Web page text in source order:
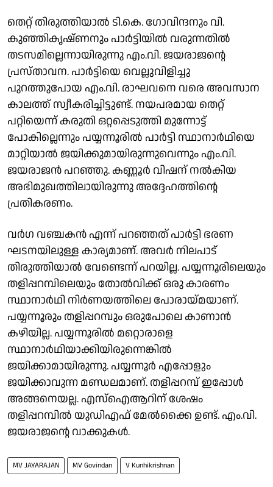
തെറ്റ് തിരുത്തിയാൽ ടി.കെ. ഗോവിന്ദനും വി.
കുഞ്ഞികൃഷ്ണനും പാർട്ടിയിൽ വരുന്നതിൽ
തടസമില്ലെന്നായിരുന്നു എം.വി. ജയരാജൻ്റെ
പ്രസ്താവന. പാർട്ടിയെ വെല്ലുവിളിച്ചു
പുറത്തുപോയ എം.വി. രാഘവനെ വരെ അവസാന
കാലത്ത് സ്വീകരിച്ചിട്ടുണ്ട്. നയപരമായ തെറ്റ്
പറ്റിയെന്ന് കരുതി ഒറ്റപ്പെടുത്തി മുന്നോട്ട്
പോകില്ലെന്നും പയ്യന്നൂരിൽ പാർട്ടി സ്ഥാനാർഥിയെ
മാറ്റിയാൽ ജയിക്കുമായിരുന്നുവെന്നും എം.വി.
ജയരാജൻ പറഞ്ഞു. കണ്ണൂർ വിഷന് നൽകിയ
അഭിമുഖത്തിലായിരുന്നു അദ്ദേഹത്തിന്റെ
പ്രതികരണം.
വർഗ വഞ്ചകൻ എന്ന് പറഞ്ഞത് പാർട്ടി ഭരണ
ഘടനയിലുള്ള കാര്യമാണ്. അവർ നിലപാട്
തിരുത്തിയാൽ വേണ്ടെന്ന് പറയില്ല. പയ്യന്നൂരിലെയും
തളിപ്പറമ്പിലെയും തോൽവിക്ക് ഒരു കാരണം
സ്ഥാനാർഥി നിർണയത്തിലെ പോരായ്മയാണ്.
പയ്യന്നൂരും തളിപ്പറമ്പും ഒരുപോലെ കാണാൻ
കഴിയില്ല. പയ്യന്നൂരിൽ മറ്റൊരാളെ
സ്ഥാനാർഥിയാക്കിയിരുന്നെങ്കിൽ
ജയിക്കാമായിരുന്നു. പയ്യന്നൂർ എപ്പോളും
ജയിക്കാവുന്ന മണ്ഡലമാണ്. തളിപ്പറമ്പ് ഇപ്പോൾ
അങ്ങനെയല്ല. എസ്ഐആറിന് ശേഷം
തളിപ്പറമ്പിൽ യുഡിഎഫ് മേൽക്കൈ ഉണ്ട്. എം.വി.
ജയരാജൻ്റെ വാക്കുകൾ.
MV JAYARAJAN MV Govindan V Kunhikrishnan